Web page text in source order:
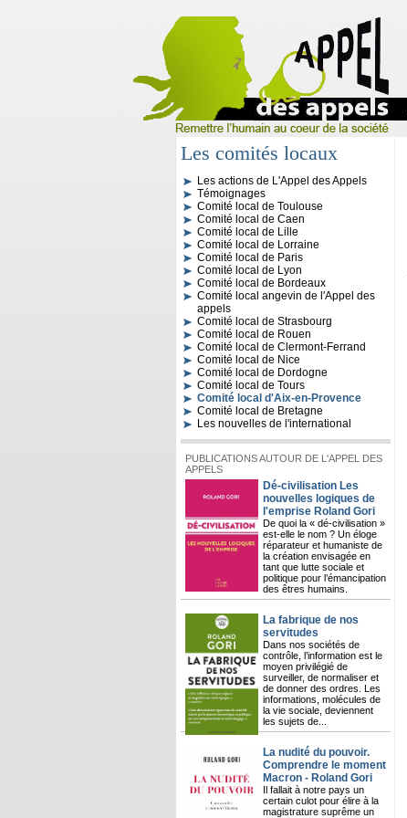
L'Appel des Appels
Les comités locaux
Les actions de L'Appel des Appels
Témoignages
Comité local de Toulouse
Comité local de Caen
Comité local de Lille
Comité local de Lorraine
Comité local de Paris
Comité local de Lyon
Comité local de Bordeaux
Comité local angevin de l'Appel des
appels
Comité local de Strasbourg
Comité local de Rouen
Comité local de Clermont-Ferrand
Comité local de Nice
Comité local de Dordogne
Comité local de Tours
Comité local d'Aix-en-Provence
Comité local de Bretagne
Les nouvelles de l'international
PUBLICATIONS AUTOUR DE L'APPEL DES
APPELS
Dé-civilisation Les
nouvelles logiques de
l'emprise Roland Gori
De quoi la « dé-civilisation »
est-elle le nom ? Un éloge
réparateur et humaniste de
la création envisagée en
tant que lutte sociale et
politique pour l’émancipation
des êtres humains.
La fabrique de nos
servitudes
Dans nos sociétés de
contrôle, l’information est le
moyen privilégié de
surveiller, de normaliser et
de donner des ordres. Les
informations, molécules de
la vie sociale, deviennent
les sujets de...
La nudité du pouvoir.
Comprendre le moment
Macron - Roland Gori
Il fallait à notre pays un
certain culot pour élire à la
magistrature suprême un